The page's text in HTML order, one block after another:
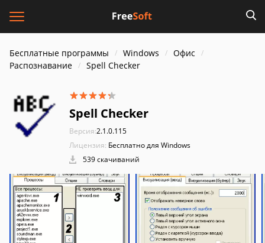
Бесплатные программы Windows
Офис
Распознавание
Spell Checker
Spell Checker
Версия:2.1.0.115
Лицензия: Бесплатно для Windows
539 скачиваний